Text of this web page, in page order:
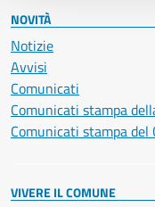
NOVITÀ
Notizie
Avvisi
Comunicati
Comunicati stampa
Comunicati stampa del
VIVERE IL COMUNE